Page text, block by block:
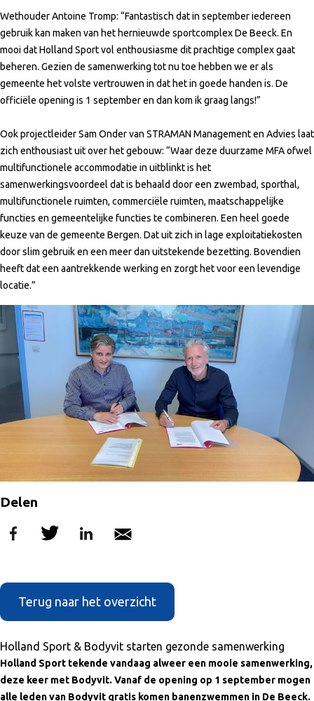
Wethouder Antoine Tromp: “Fantastisch dat in september iedereen
gebruik kan maken van het hernieuwde sportcomplex De Beeck. En
mooi dat Holland Sport vol enthousiasme dit prachtige complex gaat
beheren. Gezien de samenwerking tot nu toe hebben we er als
gemeente het volste vertrouwen in dat het in goede handen is. De
officiële opening is 1 september en dan kom ik graag langs!”
Ook projectleider Sam Onder van STRAMAN Management en Advies laat
zich enthousiast uit over het gebouw: “Waar deze duurzame MFA ofwel
multifunctionele accommodatie in uitblinkt is het
samenwerkingsvoordeel dat is behaald door een zwembad, sporthal,
multifunctionele ruimten, commerciële ruimten, maatschappelijke
functies en gemeentelijke functies te combineren. Een heel goede
keuze van de gemeente Bergen. Dat uit zich in lage exploitatiekosten
door slim gebruik en een meer dan uitstekende bezetting. Bovendien
heeft dat een aantrekkende werking en zorgt het voor een levendige
locatie.”
Delen
Terug naar het overzicht
Holland Sport & Bodyvit starten gezonde samenwerking
Holland Sport tekende vandaag alweer een mooie samenwerking,
deze keer met Bodyvit. Vanaf de opening op 1 september mogen
alle leden van Bodyvit gratis komen banenzwemmen in De Beeck.